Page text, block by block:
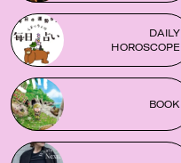
DAILY
HOROSCOPE
BOOK